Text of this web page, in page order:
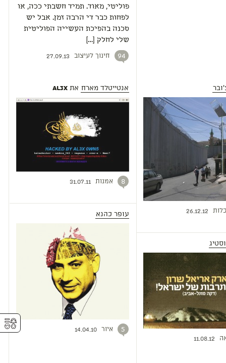
פוליטי, מאוד. תמיד חשבתי ככה, או
לפחות כבר די הרבה זמן. אבל יש
סכנה בהפיכת העשייה הפוליטית
שלי לחלק […]
94 חינוך לעיצוב 27.09.13
26.12.12
11.08.12
אנטייטלד מארח את Al3x
8 אמנות 31.07.11
עופר כהנא
5 איור 14.04.10
⚥︎